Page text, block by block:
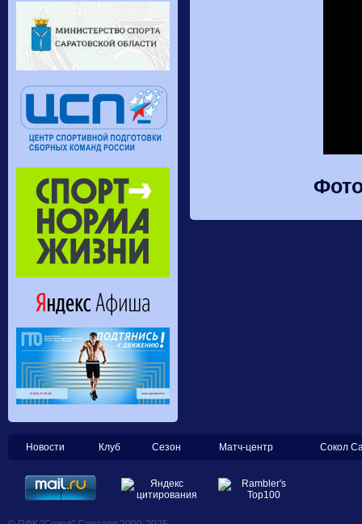
Новости Клуб Сезон Матч-центр Сокол